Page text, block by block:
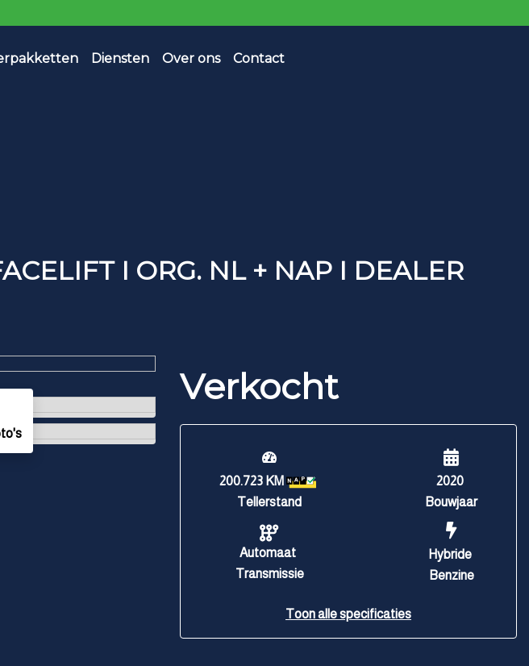
Diensten Over ons Contact
I ORG. NL + NAP I DEALER
Verkocht
200.723 KM
Tellerstand
Automaat
Transmissie
2020
Bouwjaar
Hybride
Benzine
Toon alle specificaties